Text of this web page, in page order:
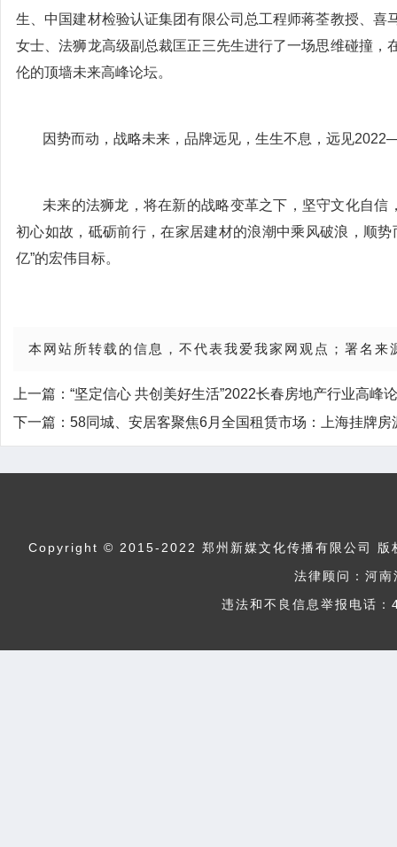
生、中国建材检验认证集团有限公司总工程师蒋荃教授、
女士、法狮龙高级副总裁匡正三先生进行了一场思维碰撞
伦的顶墙未来高峰论坛。
因势而动，战略未来，品牌远见，生生不息，远见
未来的法狮龙，将在新的战略变革之下，坚守文化自信
初心如故，砥砺前行，在家居建材的浪潮中乘风破浪，顺
亿”的宏伟目标。
本网站所转载的信息，不代表我爱我家网观点；署名来
上一篇： “坚定信心 共创美好生活”2022长春房地产行业高峰
下一篇： 58同城、安居客聚焦6月全国租赁市场：上海挂牌房
Copyright © 2015-2022 郑州新媒文化传播有限公司 版
法律顾问：河
违法和不良信息举报电话